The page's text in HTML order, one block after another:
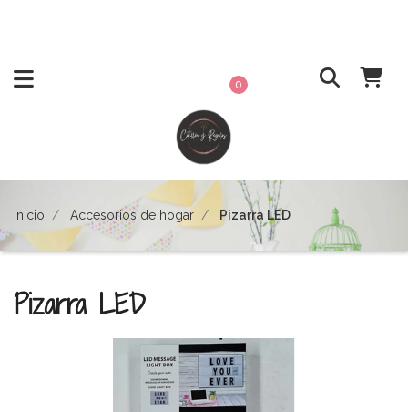
0
Inicio Accesorios de hogar Pizarra LED
Pizarra LED